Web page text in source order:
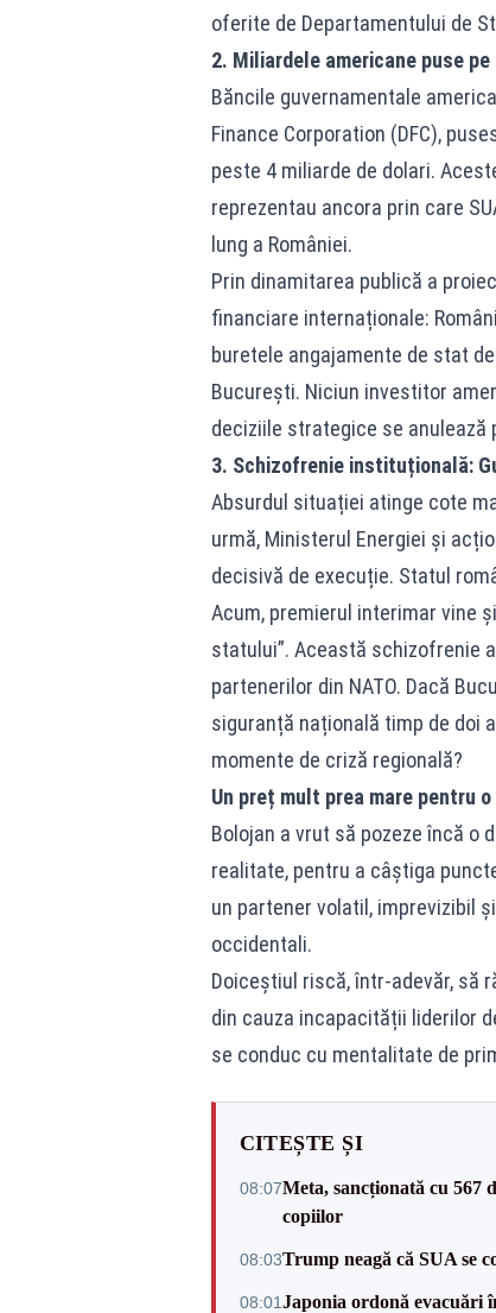
oferite de Departamentului de
2. Miliardele americane puse
Băncile guvernamentale
Finance Corporation (DFC),
peste 4 miliarde de dolari.
reprezentau ancora prin care
lung a României.
Prin dinamitarea publică a
financiare internaționale:
buretele angajamente de stat
București. Niciun investitor
deciziile strategice se
3. Schizofrenie instituțională:
Absurdul situației atinge cote
urmă, Ministerul Energiei și
decisivă de execuție. Statul
Acum, premierul interimar vine
statului”. Această schizofrenie
partenerilor din NATO. Dacă
siguranță națională timp de doi
momente de criză regională?
Un preț mult prea mare pentru
Bolojan a vrut să pozeze încă o
realitate, pentru a câștiga
un partener volatil, imprevizibil
occidentali.
Doiceștiul riscă, într-adevăr, să
din cauza incapacității liderilor
se conduc cu mentalitate de
CITEȘTE ȘI
08:07Meta, sancționată cu 567
copiilor
08:03Trump neagă că SUA se
08:01Japonia ordonă evacuări